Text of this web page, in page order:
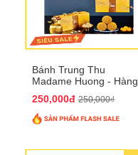
Bánh Trung Thu
Madame Huong - Hàng
250,000đ 250,000₫